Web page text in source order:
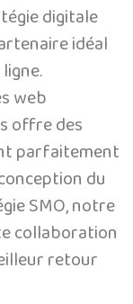
digitale
idéal
web
offre des
parfaitement
du
SMO, notre
collaboration
retour